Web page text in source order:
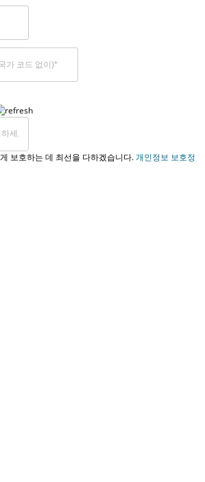
보호하는 데 최선을 다하겠습니다.개인정보 보호정